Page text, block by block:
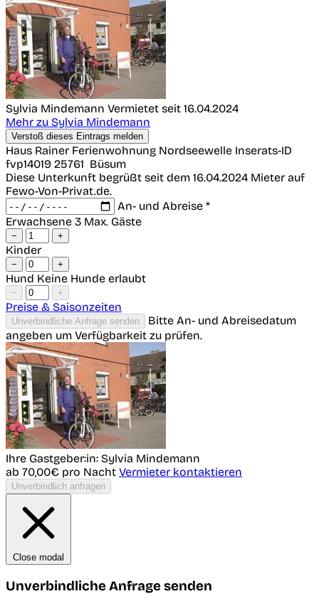
Sylvia Mindemann Vermietet seit 16.04.2024
Mehr zu Sylvia Mindemann
Verstoß dieses Eintrags melden
Haus Rainer Ferienwohnung Nordseewelle Inserats-ID
fvp14019 25761 Büsum
Diese Unterkunft begrüßt seit dem 16.04.2024 Mieter auf
Fewo-Von-Privat.de.
An- und Abreise *
Erwachsene 3 Max. Gäste
− +
Kinder
− +
Hund Keine Hunde erlaubt
− +
Preise & Saisonzeiten
Unverbindliche Anfrage senden
Bitte An- und Abreisedatum
angeben um Verfügbarkeit zu prüfen.
Ihre Gastgeber:in: Sylvia Mindemann
ab 70,00€ pro Nacht Vermieter kontaktieren
Unverbindlich anfragen
Close modal
Unverbindliche Anfrage senden